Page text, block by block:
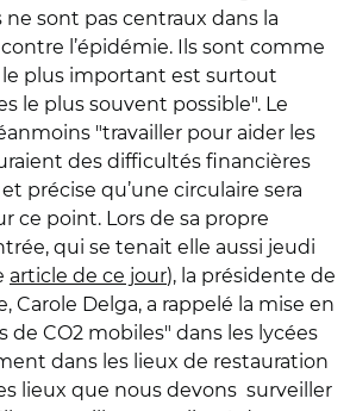
sont pas centraux dans la
l’épidémie. Ils sont comme
plus important est surtout
le plus souvent possible". Le
"travailler pour aider les
des difficultés financières
précise qu’une circulaire sera
ce point. Lors de sa propre
qui se tenait elle aussi jeudi
article de ce jour), la présidente de
Carole Delga, a rappelé la mise en
de CO2 mobiles" dans les lycées
dans les lieux de restauration
lieux que nous devons surveiller